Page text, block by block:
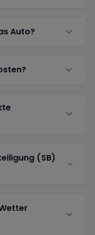
Auto?
(SB)